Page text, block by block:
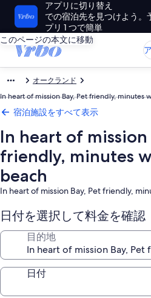
アプリに切り替え
での宿泊先を見つけよう。
プリ 1 つで簡単
このページの本文に移動
オークランド
In heart of mission Bay, Pet friendly, minutes
宿泊施設をすべて表示
In heart of mission
friendly, minutes
beach
In heart of mission Bay, Pet friendly,
日付を選択して料金を確認
目的地
日付